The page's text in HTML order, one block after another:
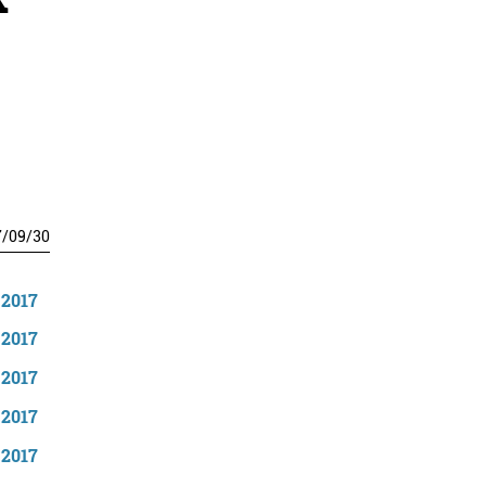
/09/30